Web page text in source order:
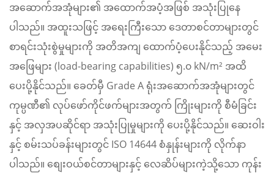
အဆောက်အအုံများ၏ အထောက်အပံ့အဖြစ် အသုံးပြုနေ
ပါသည်။ အထူးသဖြင့် အရေးကြီးသော ဒေတာစင်တာများတွင်
စာရင်းသုံးစွဲမှုများကို အတိအကျ ထောက်ပံ့ပေးနိုင်သည့် အမေး
အဖြေများ (load-bearing capabilities) ၅.၀ kN/m² အထိ
ပေးပို့နိုင်သည်။ ခေတ်မှီ Grade A ရုံးအဆောက်အအုံများတွင်
ကုမ္ပဏီ၏ လုပ်ဖော်ကိုင်ဖက်များအတွက် ကြိုးများကို စီမံခြင်း
နှင့် အလှအပဆိုင်ရာ အသုံးပြုမှုများကို ပေးပို့နိုင်သည်။ ဆေးဝါး
နှင့် စမ်းသပ်ခန်းများတွင် ISO 14644 စံနှုန်းများကို လိုက်နာ
ပါသည်။ စျေးဝယ်စင်တာများနှင့် လေဆိပ်များကဲ့သို့သော ကုန်း